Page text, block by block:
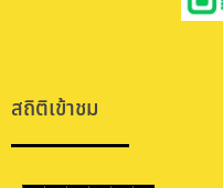
สถิติเข้าชม